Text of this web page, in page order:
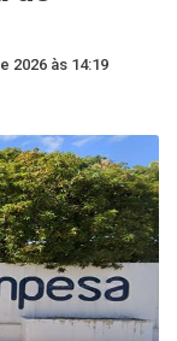
2026 às 14:19